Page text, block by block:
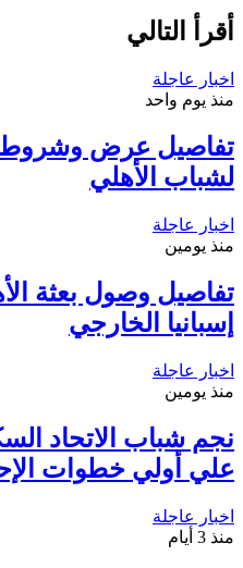
أقرأ التالي
اخبار عاجلة
منذ يوم واحد
تفاصيل عرض وشروط
لشباب الأهلي
اخبار عاجلة
منذ يومين
تفاصيل وصول بعثة
إسبانيا الخارجي
اخبار عاجلة
منذ يومين
علي أولي خطوات
اخبار عاجلة
منذ 3 أيام